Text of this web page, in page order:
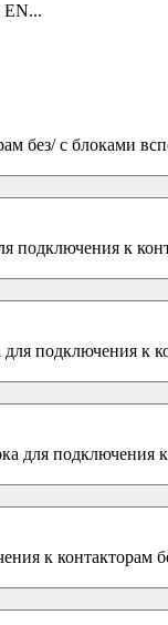
EN...
без/ с блоками
подключения к
подключения к
для подключения
к контакторам